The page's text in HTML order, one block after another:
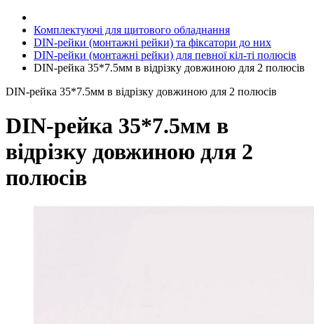
Комплектуючі для щитового обладнання
DIN-рейки (монтажні рейки) та фіксатори до них
DIN-рейки (монтажні рейки) для певної кіл-ті полюсів
DIN-рейка 35*7.5мм в відрізку довжиною для 2 полюсів
DIN-рейка 35*7.5мм в відрізку довжиною для 2 полюсів
DIN-рейка 35*7.5мм в
відрізку довжиною для 2
полюсів